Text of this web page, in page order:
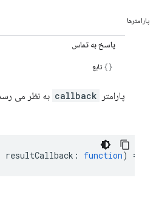
پارامترها
پاسخ به تماس
تابع
پارامتر callback به نظر می
resultCallback : function) =>